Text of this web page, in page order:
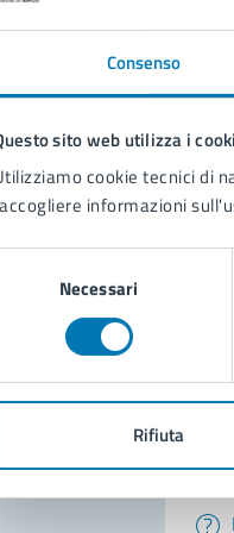
Consenso
sito web utilizza i
cookie tecnici di
informazioni
Necessari
Rifiuta
Valuta